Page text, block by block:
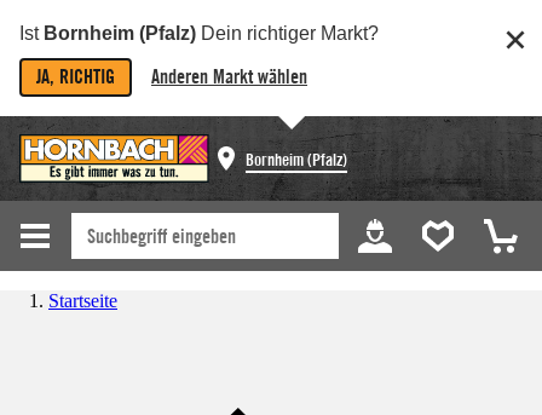
Ist Bornheim (Pfalz) Dein richtiger Markt?
JA, RICHTIG Anderen Markt wählen
Bornheim (Pfalz)
Startseite